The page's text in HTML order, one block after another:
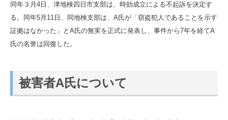
同年３月4日、津地検四日市支部は、時効成立による不起訴を決定す
る。同年5月11日、同地検支部は、A氏が「窃盗犯人であることを示す
証拠はなかった」とA氏の無実を正式に発表し、事件から7年を経てA
氏の名誉は回復した。
被害者A氏について